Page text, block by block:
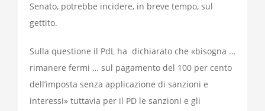
Senato, potrebbe incidere, in breve tempo, sul
gettito.
Sulla questione il PdL ha dichiarato che «bisogna …
rimanere fermi … sul pagamento del 100 per cento
dell’imposta senza applicazione di sanzioni e
interessi» tuttavia per il PD le sanzioni e gli